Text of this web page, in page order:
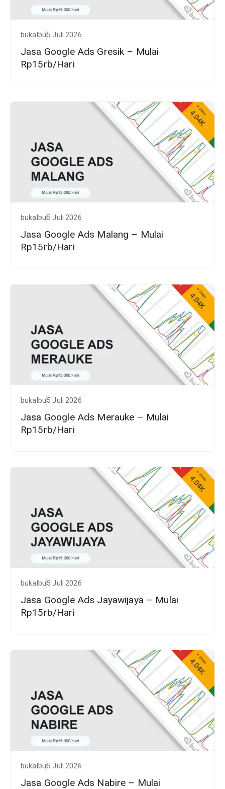
bukalbu5 Juli 2026
Jasa Google Ads Gresik – Mulai
Rp15rb/Hari
bukalbu5 Juli 2026
Jasa Google Ads Malang – Mulai
Rp15rb/Hari
bukalbu5 Juli 2026
Jasa Google Ads Merauke – Mulai
Rp15rb/Hari
bukalbu5 Juli 2026
Jasa Google Ads Jayawijaya – Mulai
Rp15rb/Hari
bukalbu5 Juli 2026
Jasa Google Ads Nabire – Mulai